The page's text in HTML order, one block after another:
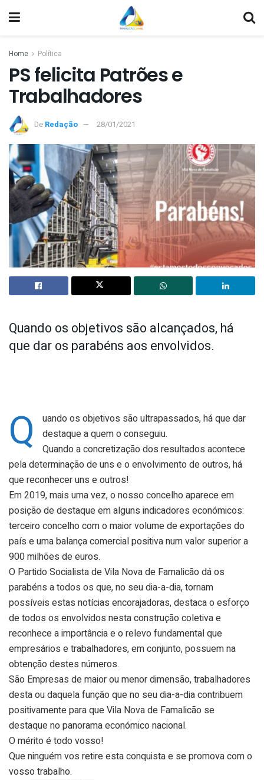
Home Política
PS felicita Patrões e
Trabalhadores
De Redação 28/01/2021
Quando os objetivos são alcançados, há
que dar os parabéns aos envolvidos.
Q
uando os objetivos são ultrapassados, há que dar
destaque a quem o conseguiu.
Quando a concretização dos resultados acontece
pela determinação de uns e o envolvimento de outros, há
que reconhecer uns e outros!
Em 2019, mais uma vez, o nosso concelho aparece em
posição de destaque em alguns indicadores económicos:
terceiro concelho com o maior volume de exportações do
país e uma balança comercial positiva num valor superior a
900 milhões de euros.
O Partido Socialista de Vila Nova de Famalicão dá os
parabéns a todos os que, no seu dia-a-dia, tornam
possíveis estas notícias encorajadoras, destaca o esforço
de todos os envolvidos nesta construção coletiva e
reconhece a importância e o relevo fundamental que
empresários e trabalhadores, em conjunto, possuem na
obtenção destes números.
São Empresas de maior ou menor dimensão, trabalhadores
desta ou daquela função que no seu dia-a-dia contribuem
positivamente para que Vila Nova de Famalicão se
destaque no panorama económico nacional.
O mérito é todo vosso!
Que ninguém vos retire esta conquista e se promova com o
vosso trabalho.